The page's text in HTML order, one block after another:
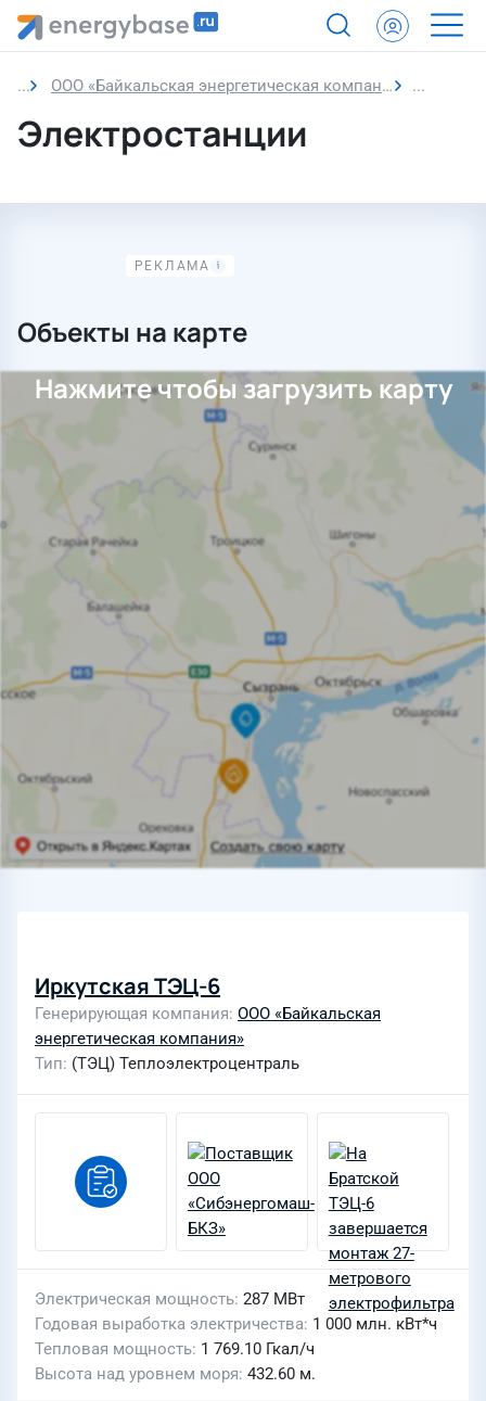
ООО «Байкальская энергетическая компания»
Электростанции
Объекты на карте
Нажмите чтобы загрузить карту
Иркутская ТЭЦ-6
Генерирующая компания ООО «Байкальская
энергетическая компания»
Тип (ТЭЦ) Теплоэлектроцентраль
Электрическая мощность 287 МВт
Годовая выработка электричества 1 000 млн. кВт*ч
Тепловая мощность 1 769.10 Гкал/ч
Высота над уровнем моря 432.60 м.